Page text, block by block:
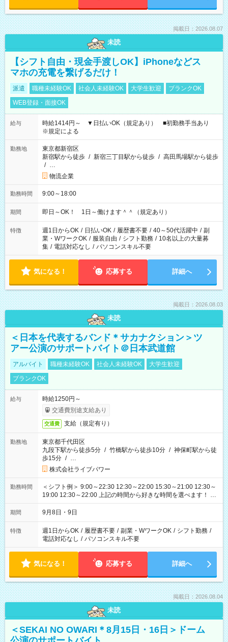
掲載日：2026.08.07
未読
【シフト自由・現金手渡しOK】iPhoneなどス
マホの充電を繋げるだけ！
派遣 職種未経験OK 社会人未経験OK 大学生歓迎
ブランクOK
WEB登録・面接OK
給与
時給1414円～ ▼日払いOK（規定あり） ■初勤務手当あり
※規定による
勤務地
東京都新宿区
新宿駅から徒歩 / 新宿三丁目駅から徒歩 / 高田馬場駅から徒歩
/ …
物流企業
勤務時間 9:00～18:00
期間 即日～OK！ 1日～働けます＾＾（規定あり）
特徴 週1日からOK / 日払いOK / 履歴書不要 / 40～50代活躍中 / 副
業・WワークOK / 服装自由 / シフト勤務 / 10名以上の大量募
集 / 電話対応なし / パソコンスキル不要
気になる！ 応募する 詳細へ
掲載日：2026.08.03
未読
＜日本を代表するバンド＊サカナクション＞ツ
アー公演のサポートバイト＠日本武道館
アルバイト 職種未経験OK 社会人未経験OK
大学生歓迎
ブランクOK
給与
時給1250円～
交通費別途支給あり
交通費 支給（規定有り）
勤務地
東京都千代田区
九段下駅から徒歩5分 / 竹橋駅から徒歩10分 / 神保町駅から徒
歩15分 / …
株式会社ライブパワー
勤務時間
＜シフト例＞ 9:00～22:30 12:30～22:00 15:30～21:00 12:30～
19:00 12:30～22:00 上記の時間から好きな時間を選べます！ ※
時間は変更となる可能性があります
期間 9月8日・9日
特徴 週1日からOK / 履歴書不要 / 副業・WワークOK / シフト勤務 /
電話対応なし / パソコンスキル不要
気になる！ 応募する 詳細へ
掲載日：2026.08.04
未読
＜SEKAI NO OWARI＊8月15日・16日＞ドーム